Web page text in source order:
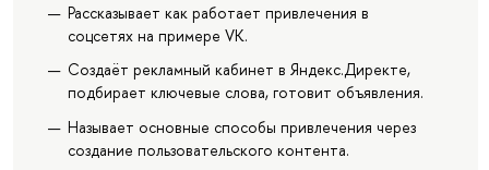
Рассказывает как работает привлечения в
соцсетях на примере VK.
Создаёт рекламный кабинет в Яндекс.Директе,
подбирает ключевые слова, готовит объявления.
Называет основные способы привлечения через
создание пользовательского контента.